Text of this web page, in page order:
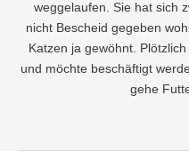
weggelaufen. Sie hat sich
nicht Bescheid gegeben
Katzen ja gewöhnt.
und möchte beschäftigt
gehe